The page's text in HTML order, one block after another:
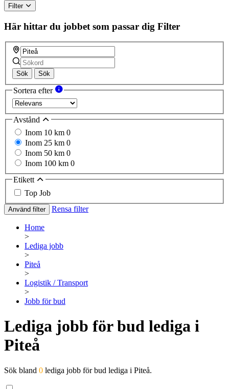
Filter
Här hittar du jobbet som passar dig Filter
Sök Sök
Sortera efter
Avstånd
Inom 10 km 0
Inom 25 km 0
Inom 50 km 0
Inom 100 km 0
Etikett
Top Job
Använd filter Rensa filter
Home
>
Lediga jobb
>
Piteå
>
Logistik / Transport
>
Jobb för bud
Lediga jobb för bud lediga i
Piteå
Sök bland 0 lediga jobb för bud lediga i Piteå.